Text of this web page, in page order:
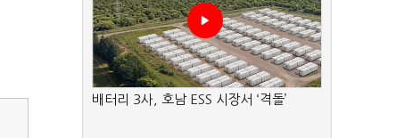
배터리 3사, 호남 ESS 시장서 ‘격돌’